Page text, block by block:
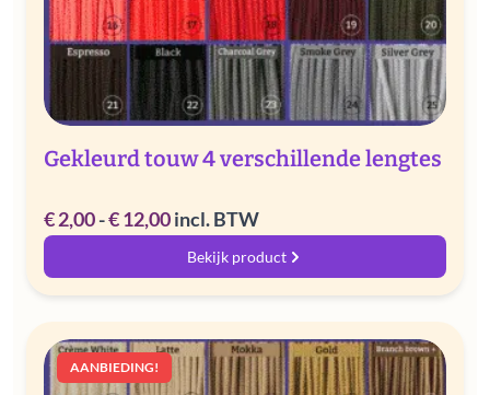
Gekleurd touw 4 verschillende lengtes
€2,00-€12,00Prijsklasse:
€ 2,00
tot
incl. BTW
Bekijk product
AANBIEDING!